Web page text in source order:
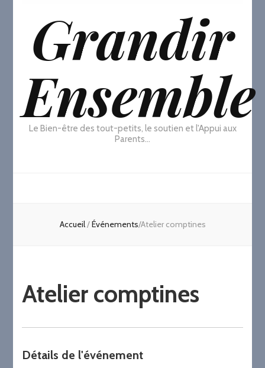
Grandir
Ensemble
Le Bien-être des tout-petits, le soutien et l'Appui aux
Parents…
Accueil/Événements/Atelier comptines
Atelier comptines
Détails de l'événement